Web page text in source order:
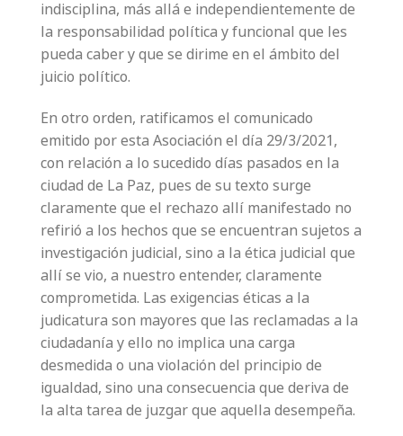
indisciplina, más allá e independientemente de
la responsabilidad política y funcional que les
pueda caber y que se dirime en el ámbito del
juicio político.
En otro orden, ratificamos el comunicado
emitido por esta Asociación el día 29/3/2021,
con relación a lo sucedido días pasados en la
ciudad de La Paz, pues de su texto surge
claramente que el rechazo allí manifestado no
refirió a los hechos que se encuentran sujetos a
investigación judicial, sino a la ética judicial que
allí se vio, a nuestro entender, claramente
comprometida. Las exigencias éticas a la
judicatura son mayores que las reclamadas a la
ciudadanía y ello no implica una carga
desmedida o una violación del principio de
igualdad, sino una consecuencia que deriva de
la alta tarea de juzgar que aquella desempeña.